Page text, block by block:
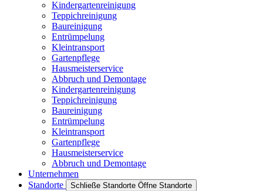
Kindergartenreinigung
Teppichreinigung
Baureinigung
Entrümpelung
Kleintransport
Gartenpflege
Hausmeisterservice
Abbruch und Demontage
Kindergartenreinigung
Teppichreinigung
Baureinigung
Entrümpelung
Kleintransport
Gartenpflege
Hausmeisterservice
Abbruch und Demontage
Unternehmen
Standorte
Schließe Standorte Öffne Standorte